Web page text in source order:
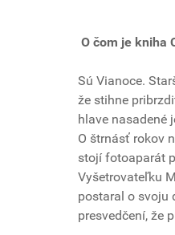
O čom je kniha
Sú Vianoce.
že stihne
hlave nasadené
O štrnásť rokov
stojí fotoaparát
Vyšetrovateľku
postaral o svoju
presvedčení, že